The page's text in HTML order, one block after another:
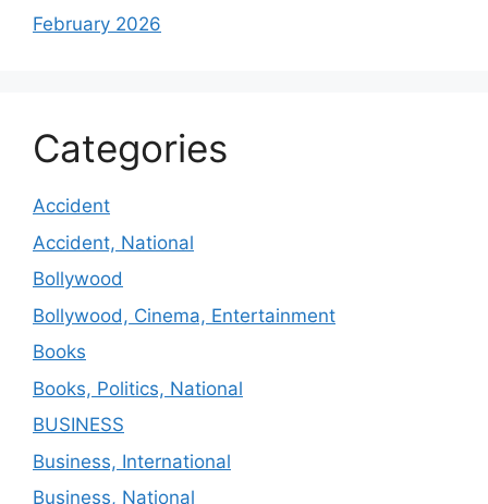
February 2026
Categories
Accident
Accident, National
Bollywood
Bollywood, Cinema, Entertainment
Books
Books, Politics, National
BUSINESS
Business, International
Business, National